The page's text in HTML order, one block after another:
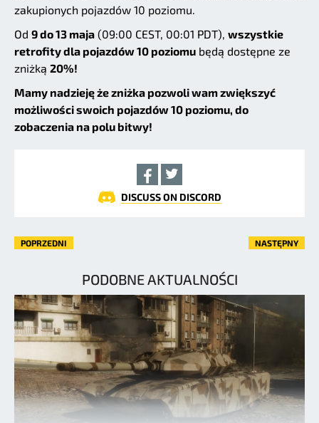
zakupionych pojazdów 10 poziomu.
Od 9 do 13 maja (09:00 CEST, 00:01 PDT), wszystkie
retrofity dla pojazdów 10 poziomu będą dostępne ze
zniżką 20%!
Mamy nadzieję że zniżka pozwoli wam zwiększyć
możliwości swoich pojazdów 10 poziomu, do
zobaczenia na polu bitwy!
DISCUSS ON DISCORD
POPRZEDNI NASTĘPNY
PODOBNE AKTUALNOŚCI